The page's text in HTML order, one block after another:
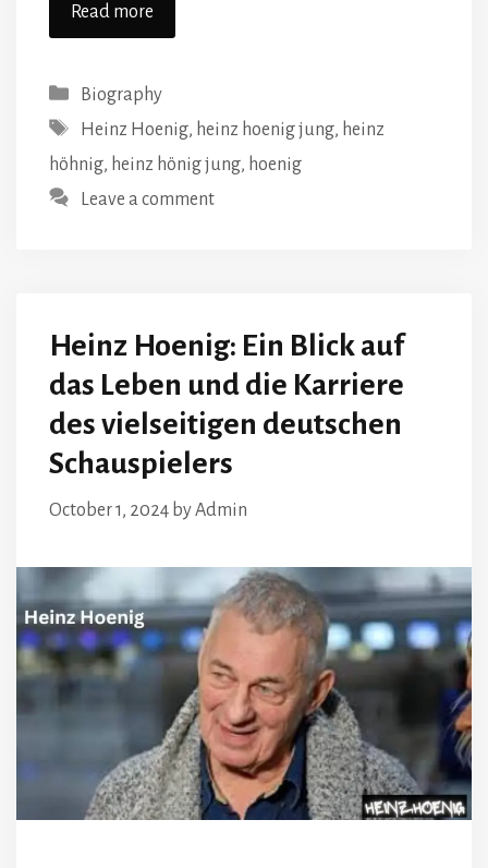
Read more
Categories
Biography
Tags
Heinz Hoenig, heinz hoenig jung, heinz
höhnig, heinz hönig jung, hoenig
Leave a comment
Heinz Hoenig: Ein Blick auf
das Leben und die Karriere
des vielseitigen deutschen
Schauspielers
October 1, 2024 byAdmin